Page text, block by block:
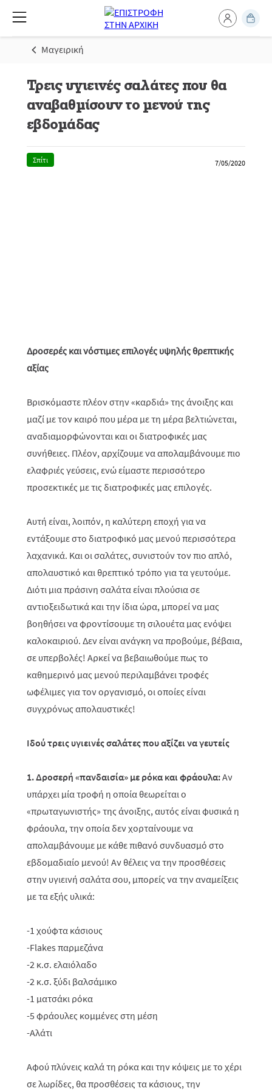
Μαγειρική
Τρεις υγιεινές σαλάτες που θα
αναβαθμίσουν το μενού της
εβδομάδας
Σπίτι 7/05/2020
Δροσερές και νόστιμες επιλογές υψηλής θρεπτικής
αξίας
Βρισκόμαστε πλέον στην «καρδιά» της άνοιξης και
μαζί με τον καιρό που μέρα με τη μέρα βελτιώνεται,
αναδιαμορφώνονται και οι διατροφικές μας
συνήθειες. Πλέον, αρχίζουμε να απολαμβάνουμε πιο
ελαφριές γεύσεις, ενώ είμαστε περισσότερο
προσεκτικές με τις διατροφικές μας επιλογές.
Αυτή είναι, λοιπόν, η καλύτερη εποχή για να
εντάξουμε στο διατροφικό μας μενού περισσότερα
λαχανικά. Και οι σαλάτες, συνιστούν τον πιο απλό,
απολαυστικό και θρεπτικό τρόπο για τα γευτούμε.
Διότι μια πράσινη σαλάτα είναι πλούσια σε
αντιοξειδωτικά και την ίδια ώρα, μπορεί να μας
βοηθήσει να φροντίσουμε τη σιλουέτα μας ενόψει
καλοκαιριού. Δεν είναι ανάγκη να προβούμε, βέβαια,
σε υπερβολές! Αρκεί να βεβαιωθούμε πως το
καθημερινό μας μενού περιλαμβάνει τροφές
ωφέλιμες για τον οργανισμό, οι οποίες είναι
συγχρόνως απολαυστικές!
Ιδού τρεις υγιεινές σαλάτες που αξίζει να γευτείς
1. Δροσερή «πανδαισία» με ρόκα και φράουλα:Αν
υπάρχει μία τροφή η οποία θεωρείται ο
«πρωταγωνιστής» της άνοιξης, αυτός είναι φυσικά η
φράουλα, την οποία δεν χορταίνουμε να
απολαμβάνουμε με κάθε πιθανό συνδυασμό στο
εβδομαδιαίο μενού! Αν θέλεις να την προσθέσεις
στην υγιεινή σαλάτα σου, μπορείς να την αναμείξεις
με τα εξής υλικά:
-1 χούφτα κάσιους
-Flakes παρμεζάνα
-2 κ.σ. ελαιόλαδο
-2 κ.σ. ξύδι βαλσάμικο
-1 ματσάκι ρόκα
-5 φράουλες κομμένες στη μέση
-Αλάτι
Αφού πλύνεις καλά τη ρόκα και την κόψεις με το χέρι
σε λωρίδες, θα προσθέσεις τα κάσιους, την